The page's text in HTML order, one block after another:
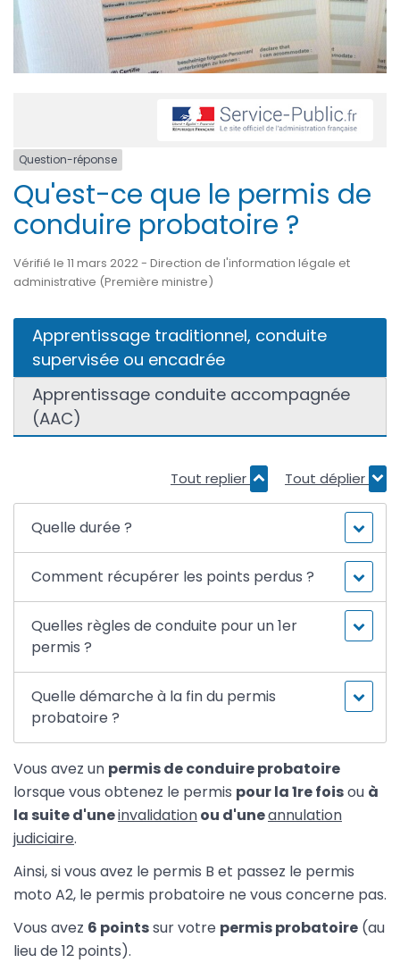
Question-réponse
Qu'est-ce que le permis de
conduire probatoire ?
Vérifié le 11 mars 2022 - Direction de l'information légale et
administrative (Première ministre)
Apprentissage traditionnel, conduite
supervisée ou encadrée
Apprentissage conduite accompagnée
(AAC)
Tout replier Tout déplier
Quelle durée ?
Comment récupérer les points perdus ?
Quelles règles de conduite pour un 1er
permis ?
Quelle démarche à la fin du permis
probatoire ?
Vous avez un permis de conduire probatoire
lorsque vous obtenez le permis pour la 1refoisou à
la suite d'uneinvalidationou d'uneannulation
judiciaire.
Ainsi, si vous avez le permis B et passez le permis
moto A2, le permis probatoire ne vous concerne pas.
Vous avez 6 pointssur votre permis probatoire (au
lieu de 12 points).